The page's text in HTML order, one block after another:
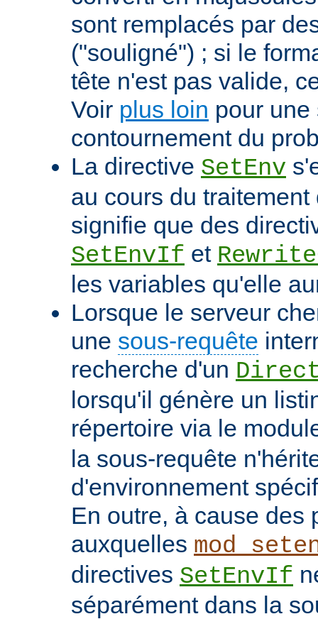
sont remplacés par
("souligné") ; si le
tête n'est pas valide,
Voir plus loin pour
contournement du
La directive SetEnv
au cours du
signifie que des
SetEnvIf et
les variables qu'elle
Lorsque le serveur
une sous-requête
recherche d'un
lorsqu'il génère un
répertoire via le
la sous-requête
d'environnement
En outre, à cause des
auxquelles
directives SetEnvIf
séparément dans la